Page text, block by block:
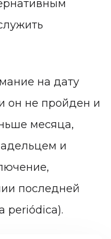
на дату
он не пройден и
месяца,
и
последней
periódica).